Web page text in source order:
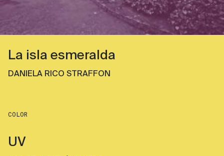
La isla esmeralda
DANIELA RICO STRAFFON
COLOR
UV